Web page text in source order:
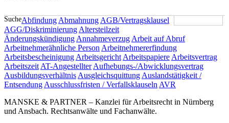
SucheAbfindung Abmahnung AGB/Vertragsklausel
AGG/Diskriminierung Altersteilzeit
Änderungskündigung Annahmeverzug Arbeit auf Abruf
Arbeitnehmerähnliche Person Arbeitnehmererfindung
Arbeitsbescheinigung Arbeitsgericht Arbeitspapiere Arbeitsvertrag
Arbeitszeit AT-Angestellter Aufhebungs-/Abwicklungsvertrag
Ausbildungsverhältnis Ausgleichsquittung Auslandstätigkeit /
Entsendung Ausschlussfristen / Verfallsklauseln AVR
MANSKE & PARTNER – Kanzlei für Arbeitsrecht in Nürnberg
und Ansbach. Rechtsanwälte und Fachanwälte.